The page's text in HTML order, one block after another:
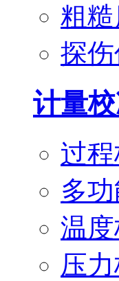
粗
探伤
计量
过
多
温
压